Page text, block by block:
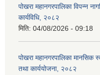
पोखरा महानगरपालिका विपन्न
कार्यविधि, २०८२
मिति: 04/08/2026 - 09:18
पोखरा महानगरपालिका मानसिक
तथा कार्ययोजना, २०८२